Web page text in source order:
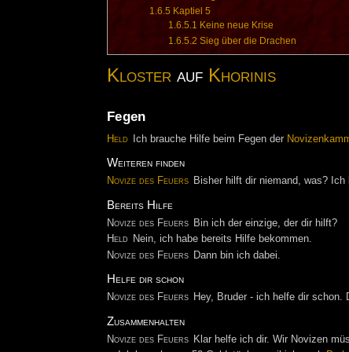
1.6.5 Kaptiel 5
1.6.5.1 Keine neue Krise
1.6.5.2 Sieg über die Drachen
Kloster auf Khorinis
Fegen
Held Ich brauche Hilfe beim Fegen der
Weiteren finden
Novize des Feuers Bisher hilft dir niemand, was?
Bereits Hilfe
Novize des Feuers Bin ich der einzige, der dir hilft?
Held
Nein, ich habe bereits Hilfe bekommen.
Novize des Feuers Dann bin ich dabei.
Helfe dir schon
Novize des Feuers Hey, Bruder - ich helfe dir schon.
Zusammenhalten
Novize des Feuers Klar helfe ich dir. Wir Novizen